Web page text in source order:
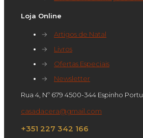
Loja Online
→
Artigos de Natal
→
Livros
→
Ofertas Especiais
→
Newsletter
Rua 4, Nº 679 4500-344 Espinho
casadacera@gmail.com
+351 227 342 166